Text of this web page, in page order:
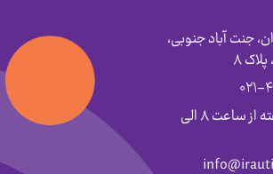
جنت آباد جنوبی،
۸
همه روزهای هفته از ساعت ۸ الی